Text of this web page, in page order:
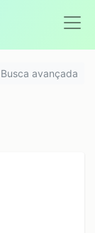
Busca avançada